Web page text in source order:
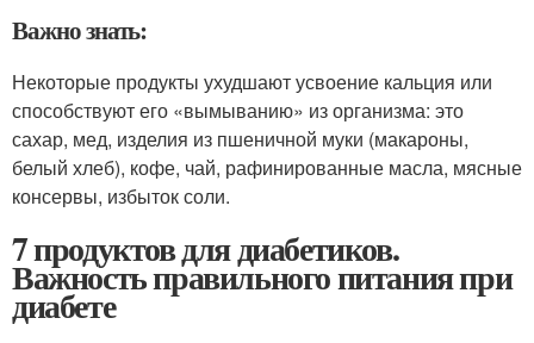
Важно знать:
Некоторые продукты ухудшают усвоение кальция или
способствуют его «вымыванию» из организма: это
сахар, мед, изделия из пшеничной муки (макароны,
белый хлеб), кофе, чай, рафинированные масла, мясные
консервы, избыток соли.
7 продуктов для диабетиков.
Важность правильного питания при
диабете